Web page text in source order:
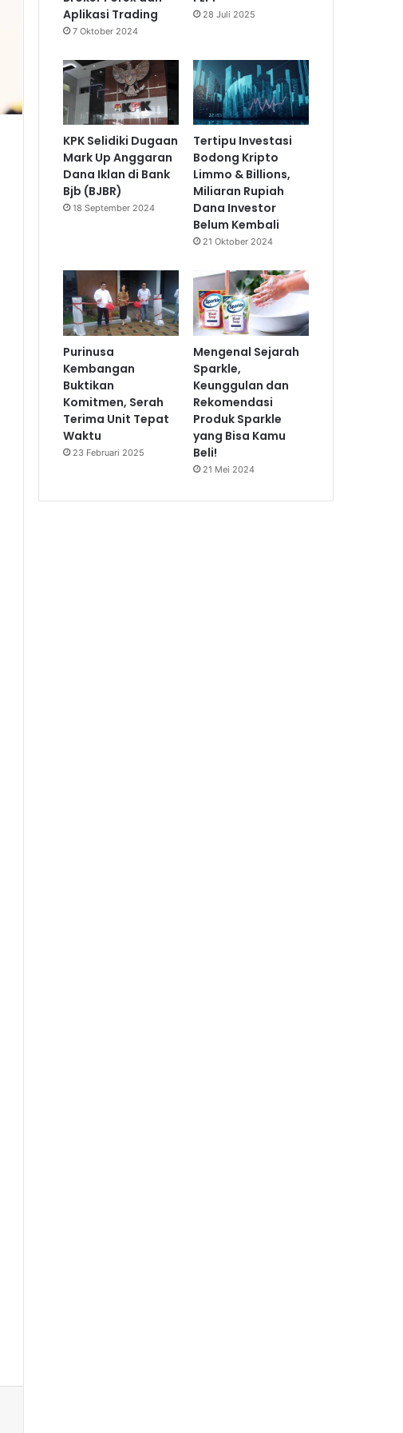
Aplikasi Trading
7 Oktober 2024
28 Juli 2025
KPK Selidiki Dugaan
Mark Up Anggaran
Dana Iklan di Bank
Bjb (BJBR)
18 September 2024
Tertipu Investasi
Bodong Kripto
Limmo & Billions,
Miliaran Rupiah
Dana Investor
Belum Kembali
21 Oktober 2024
Purinusa
Kembangan
Buktikan
Komitmen, Serah
Terima Unit Tepat
Waktu
23 Februari 2025
Mengenal Sejarah
Sparkle,
Keunggulan dan
Rekomendasi
Produk Sparkle
yang Bisa Kamu
Beli!
21 Mei 2024